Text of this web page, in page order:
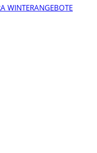
WINTERANGEBOTE